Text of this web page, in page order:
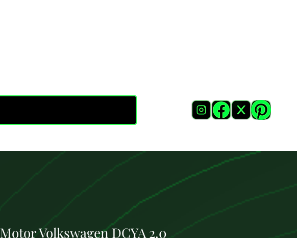
Motor Volkswagen DCYA 2.0